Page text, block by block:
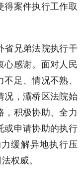
得案件执行工作取
兄弟法院执行干
心感谢。面对人民
足、情况不熟、
况，灞桥区法院始
，积极协助、全力
或申请协助的执行
缓解异地执行压
权威。